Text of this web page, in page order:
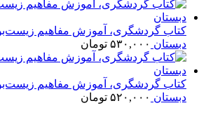
کتاب گردشگری، آموزش مفاهیم
دبستان ۵۳۰,۰۰۰ تومان
کتاب گردشگری، آموزش مفاهیم
دبستان ۵۲۰,۰۰۰ تومان